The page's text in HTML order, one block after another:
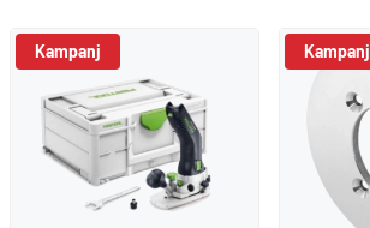
Kampanj Kampanj